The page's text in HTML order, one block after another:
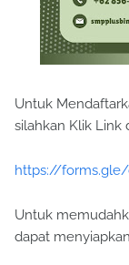
Untuk
silahkan Klik Link
https://forms.gle/
Untuk
dapat